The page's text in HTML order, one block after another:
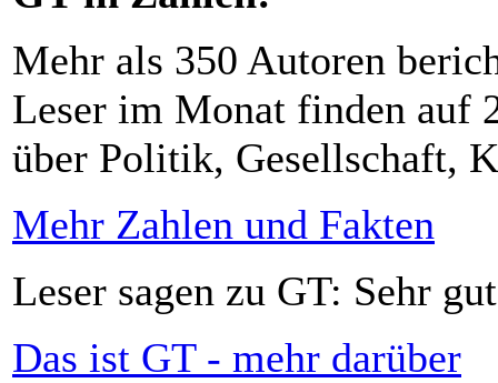
Mehr als 350 Autoren
Leser im Monat finden auf
über Politik, Gesellschaft,
Mehr Zahlen und Fakten
Leser sagen zu GT: Sehr
Das ist GT - mehr darüber